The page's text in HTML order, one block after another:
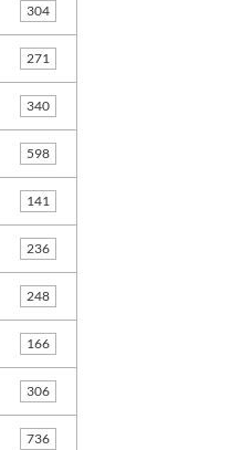
304
271
340
598
141
236
248
166
306
736